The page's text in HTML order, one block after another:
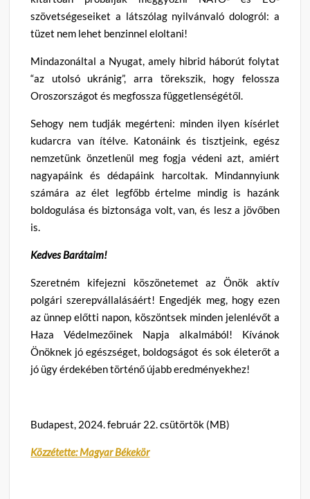
szövetségeseiket a látszólag nyilvánvaló dologról: a
tüzet nem lehet benzinnel eloltani!
Mindazonáltal a Nyugat, amely hibrid háborút folytat
“az utolsó ukránig”, arra törekszik, hogy felossza
Oroszországot és megfossza függetlenségétől.
Sehogy nem tudják megérteni: minden ilyen kísérlet
kudarcra van ítélve. Katonáink és tisztjeink, egész
nemzetünk önzetlenül meg fogja védeni azt, amiért
nagyapáink és dédapáink harcoltak. Mindannyiunk
számára az élet legfőbb értelme mindig is hazánk
boldogulása és biztonsága volt, van, és lesz a jövőben
is.
Kedves Barátaim!
Szeretném kifejezni köszönetemet az Önök aktív
polgári szerepvállalásáért! Engedjék meg, hogy ezen
az ünnep előtti napon, köszöntsek minden jelenlévőt a
Haza Védelmezőinek Napja alkalmából! Kívánok
Önöknek jó egészséget, boldogságot és sok életerőt a
jó ügy érdekében történő újabb eredményekhez!
Budapest, 2024. február 22. csütörtök (MB)
Közzétette: Magyar Békekör